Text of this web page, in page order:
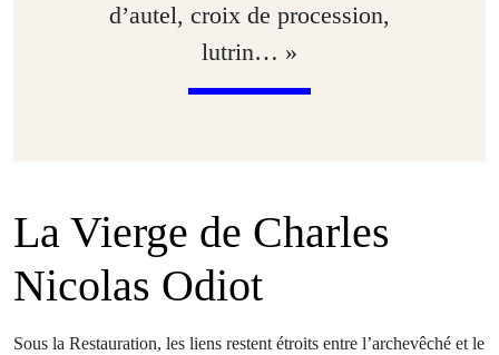
d’autel, croix de procession,
lutrin… »
La Vierge de Charles
Nicolas Odiot
Sous la Restauration, les liens restent étroits entre l’archevêché et le